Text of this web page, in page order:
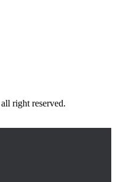
right reserved.